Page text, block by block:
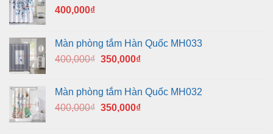
400,000₫
Màn phòng tắm Hàn Quốc MH033
400,000₫ Giá
400,000₫.
350,000₫Giá
là:
350,000₫.
Màn phòng tắm Hàn Quốc MH032
400,000₫ Giá
350,000₫Giá